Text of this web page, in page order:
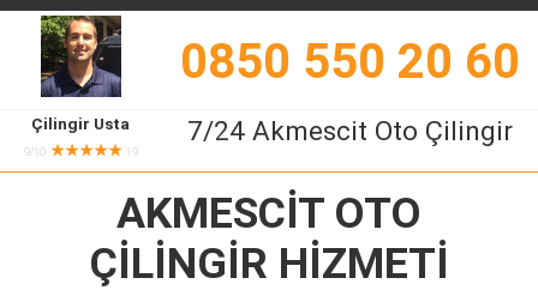
0850 550 20 60
Çilingir Usta
9/10 ★★★★★ 19
7/24 Akmescit Oto Çilingir
AKMESCİT OTO
ÇİLİNGİR HİZMETİ